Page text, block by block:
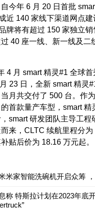
年 6 月 20 日首批 smart
近 140 家线下渠道网点
牌将有超过 150 家独立
40 座一线、新一线及二
月 smart 精灵#1 全球首
23 日，全新 smart 精灵
月共交付了 500 台。作
首款量产车型，smart 精
smart 研发团队主导工程
来，CLTC 续航里程分为
贴后价为 18.16 万元起。
米家智能洗碗机开启众筹
称 特斯拉计划在2023年底